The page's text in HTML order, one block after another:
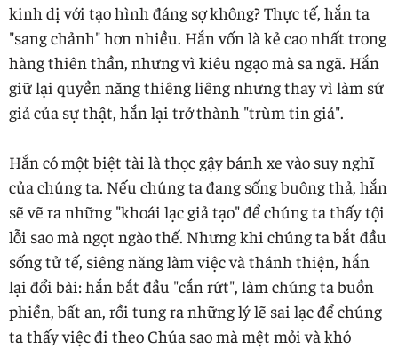
kinh dị với tạo hình đáng sợ không? Thực tế, hắn ta
"sang chảnh" hơn nhiều. Hắn vốn là kẻ cao nhất trong
hàng thiên thần, nhưng vì kiêu ngạo mà sa ngã. Hắn
giữ lại quyền năng thiêng liêng nhưng thay vì làm sứ
giả của sự thật, hắn lại trở thành "trùm tin giả".
Hắn có một biệt tài là thọc gậy bánh xe vào suy nghĩ
của chúng ta. Nếu chúng ta đang sống buông thả, hắn
sẽ vẽ ra những "khoái lạc giả tạo" để chúng ta thấy tội
lỗi sao mà ngọt ngào thế. Nhưng khi chúng ta bắt đầu
sống tử tế, siêng năng làm việc và thánh thiện, hắn
lại đổi bài: hắn bắt đầu "cắn rứt", làm chúng ta buồn
phiền, bất an, rồi tung ra những lý lẽ sai lạc để chúng
ta thấy việc đi theo Chúa sao mà mệt mỏi và khó